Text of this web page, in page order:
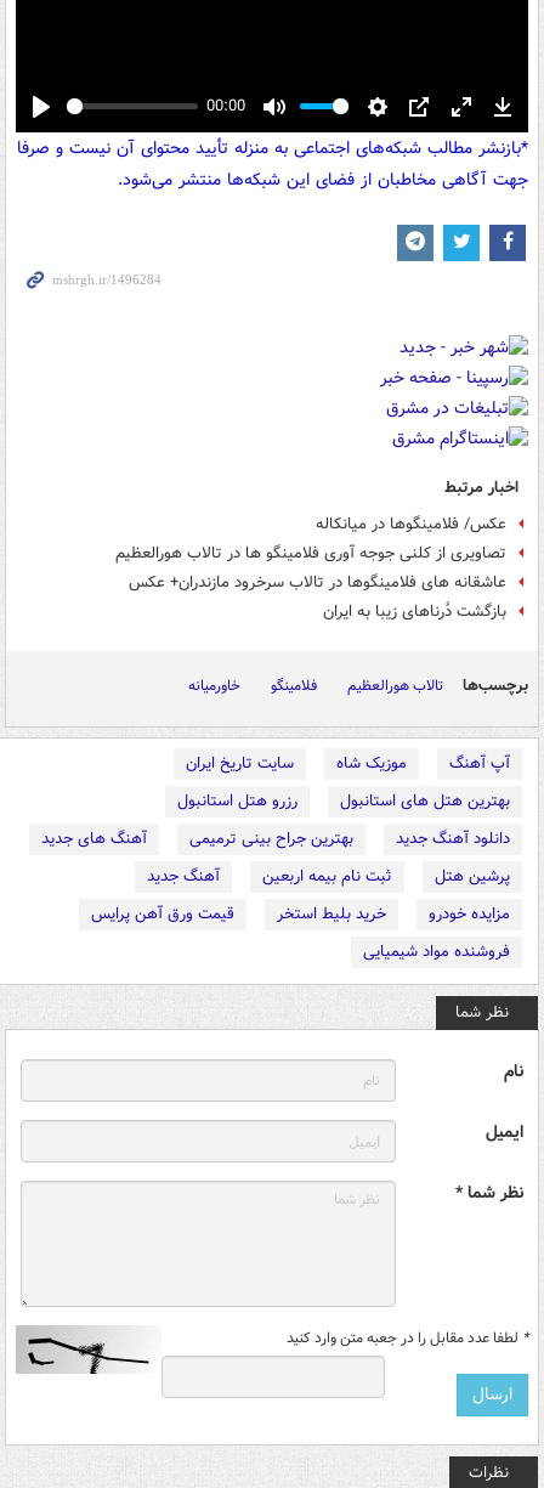
Play
00:00
Mute Settings
PIP Enter
fullscreen
*بازنشر مطالب شبکه‌های اجتماعی به منزله تأیید محتوای آن نیست و صرفا
جهت آگاهی مخاطبان از فضای این شبکه‌ها منتشر می‌شود.
اخبار مرتبط
عکس/ فلامینگوها در میانکاله
تصاویری از کلنی جوجه آوری فلامینگو ها در تالاب هورالعظیم
عاشقانه های فلامینگوها در تالاب سرخرود مازندران+ عکس
بازگشت دُرناهای زیبا به ایران
برچسب‌ها تالاب هورالعظیم فلامینگو خاورمیانه
آپ آهنگ موزیک شاه
سایت تاریخ ایران
بهترین هتل های استانبول
رزرو هتل استانبول
دانلود آهنگ جدید
بهترین جراح بینی ترمیمی
آهنگ های جدید
پرشین هتل
ثبت نام بیمه اربعین
آهنگ جدید
مزایده خودرو
خرید بلیط استخر
قیمت ورق آهن پرایس
فروشنده مواد شیمیایی
نظر شما
نام
ایمیل
نظر شما *
* لطفا عدد مقابل را در جعبه متن وارد کنید
نظرات